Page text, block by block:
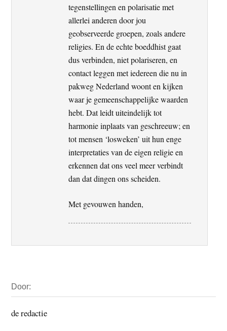
tegenstellingen en polarisatie met
allerlei anderen door jou
geobserveerde groepen, zoals andere
religies. En de echte boeddhist gaat
dus verbinden, niet polariseren, en
contact leggen met iedereen die nu in
pakweg Nederland woont en kijken
waar je gemeenschappelijke waarden
hebt. Dat leidt uiteindelijk tot
harmonie inplaats van geschreeuw; en
tot mensen ‘losweken’ uit hun enge
interpretaties van de eigen religie en
erkennen dat ons veel meer verbindt
dan dat dingen ons scheiden.
Met gevouwen handen,
Sidebar
Door:
de redactie